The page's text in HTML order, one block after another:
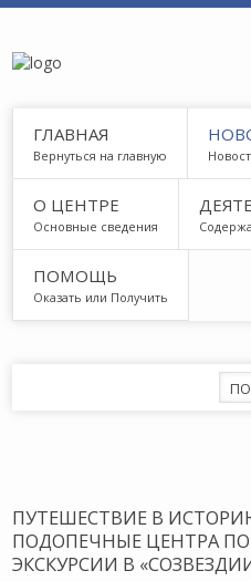
ГЛАВНАЯ
Вернуться на главную
О ЦЕНТРЕ
Основные сведения
ПОМОЩЬ
Оказать или Получить
ПУТЕШЕСТВИЕ В
ПОДОПЕЧНЫЕ ЦЕНТРА
ЭКСКУРСИИ В